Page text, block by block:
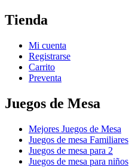
Tienda
Mi cuenta
Registrarse
Carrito
Preventa
Juegos de Mesa
Mejores Juegos de Mesa
Juegos de mesa Familiares
Juegos de mesa para 2
Juegos de mesa para niños